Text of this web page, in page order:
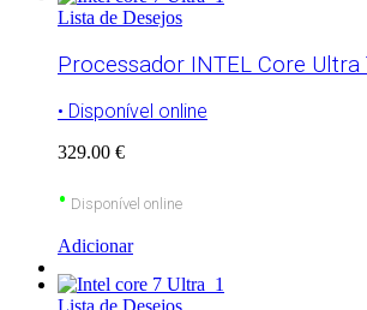
Lista de Desejos
Processador INTEL Core Ultra
• Disponível online
329.00 €
• Disponível online
Adicionar